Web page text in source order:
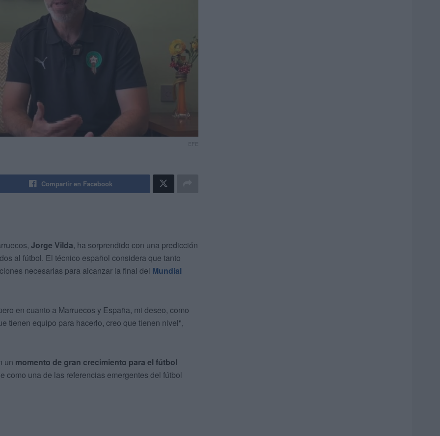
EFE
Compartir en Facebook
Jorge Vilda, ha sorprendido con una predicción
al fútbol. El técnico español considera que tanto
necesarias para alcanzar la final del Mundial
en cuanto a Marruecos y España, mi deseo, como
tienen equipo para hacerlo, creo que tienen nivel",
un momento de gran crecimiento para el fútbol
como una de las referencias emergentes del fútbol